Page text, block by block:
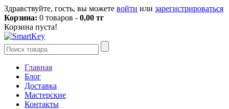
Здравствуйте, гость, вы можете войти или зарегистрироваться
Корзина: 0 товаров - 0,00 тг
Корзина пуста!
Главная
Блог
Доставка
Мастерские
Контакты